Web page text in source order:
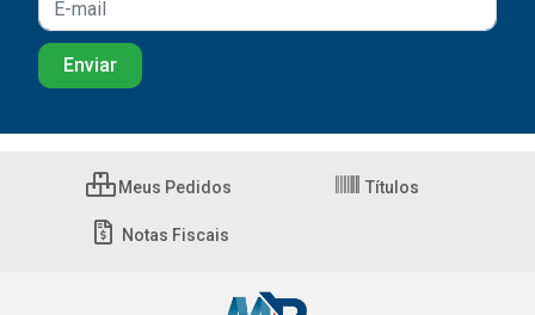
Meus Pedidos Títulos
Notas Fiscais